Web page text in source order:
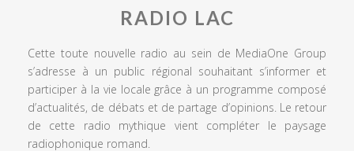
RADIO LAC
Cette toute nouvelle radio au sein de MediaOne Group
s’adresse à un public régional souhaitant s’informer et
participer à la vie locale grâce à un programme composé
d’actualités, de débats et de partage d’opinions. Le retour
de cette radio mythique vient compléter le paysage
radiophonique romand.